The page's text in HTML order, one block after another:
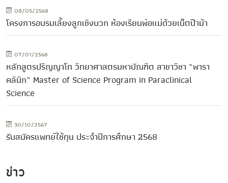
08/05/2568
โครงการอบรมเลี้ยงลูกเชิงบวก ห้องเรียนพ่อแม่ด้วยเน็ตป๊าม้า
07/01/2568
หลักสูตรปริญญาโท วิทยาศาสตรมหาบัณฑิต สาขาวิชา “พารา
คลินิก” Master of Science Program in Paraclinical
Science
30/10/2567
รับสมัครแพทย์ใช้ทุน ประจำปีการศึกษา 2568
ข่าว